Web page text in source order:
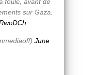
sur Gaza.
June